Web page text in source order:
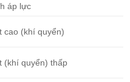
áp lực
cao (khí quyển)
(khí quyển) thấp